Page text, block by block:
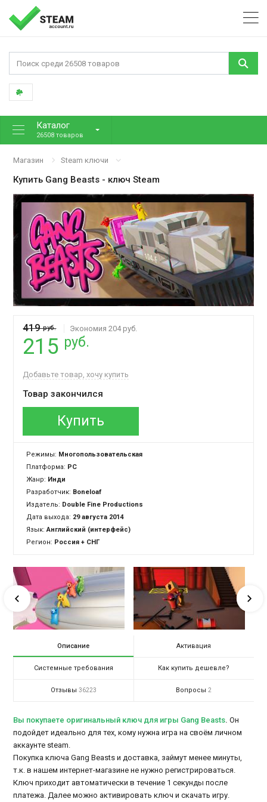
Каталог
26508 товаров
Магазин Steam ключи
Купить Gang Beasts - ключ Steam
419руб. Экономия 204 руб.
215 руб.
Добавьте товар, хочу купить
Товар закончился
Купить
Режимы: Многопользовательская
Платформа: PC
Жанр: Инди
Разработчик: Boneloaf
Издатель: Double Fine Productions
Дата выхода: 29 августа 2014
Язык:Английский (интерфейс)
Регион: Россия + СНГ
Описание Активация
Системные требования Как купить дешевле?
Отзывы 36223 Вопросы 2
Вы покупаете оригинальный ключ для игры Gang Beasts. Он
подойдет идеально для тех, кому нужна игра на своём личном
аккаунте steam.
Покупка ключа Gang Beasts и доставка, займут менее минуты,
т.к. в нашем интернет-магазине не нужно регистрироваться.
Ключ приходит автоматически в течение 1 секунды после
платежа. Далее можно активировать ключ и скачать игру.